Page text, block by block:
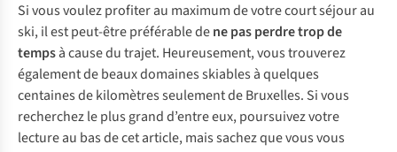
Si vous voulez profiter au maximum de votre court séjour au
ski, il est peut-être préférable dene pas perdre trop de
tempsà cause du trajet. Heureusement, vous trouverez
également de beaux domaines skiables à quelques
centaines de kilomètres seulement de Bruxelles. Si vous
recherchez le plus grand d’entre eux, poursuivez votre
lecture au bas de cet article, mais sachez que vous vous